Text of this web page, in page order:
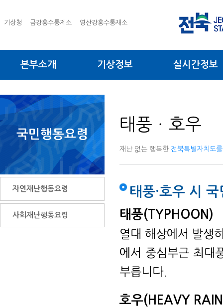
기상청 금강홍수통제소 영산강홍수통재소
본부소개 기상정보 실시간정보
국민행동요령
자연재난행동요령
사회재난행동요령
태풍ㆍ호우
재난 없는 행복한 전북특별자치도
태풍·호우 시
태풍(TYPHOON)
열대 해상에서 발생
에서 중심부근 최대
부릅니다.
호우(HEAVY